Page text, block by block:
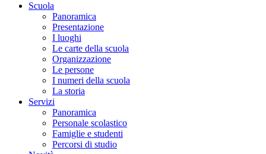
Scuola
Panoramica
Presentazione
I luoghi
Le carte della scuola
Organizzazione
Le persone
I numeri della scuola
La storia
Servizi
Panoramica
Personale scolastico
Famiglie e studenti
Percorsi di studio